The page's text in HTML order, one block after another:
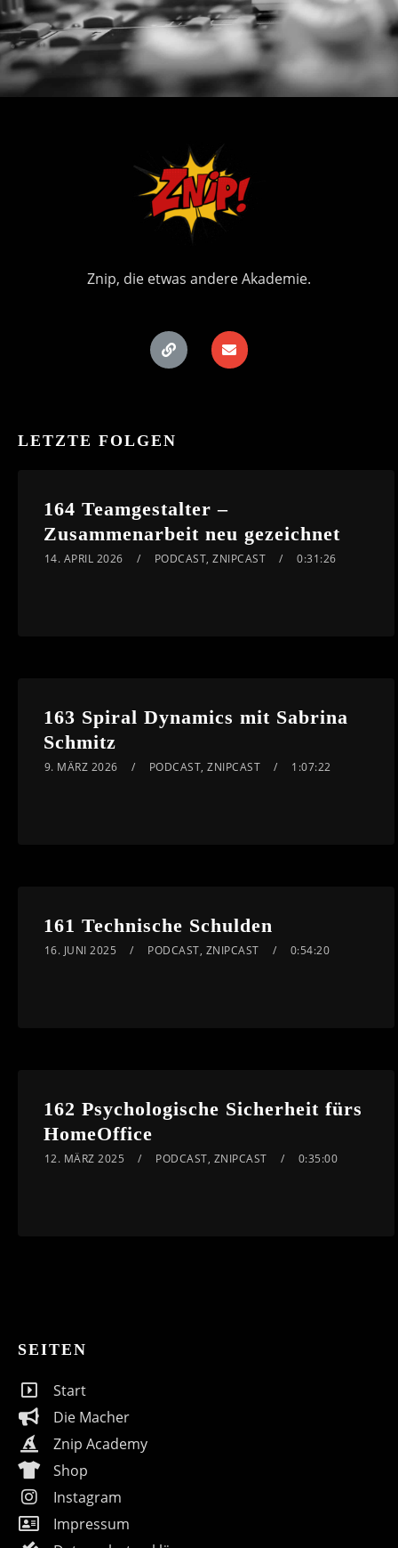
Znip, die etwas andere Akademie.
LETZTE FOLGEN
164 Teamgestalter –
Zusammenarbeit neu gezeichnet
14. APRIL 2026 PODCAST,ZNIPCAST 0:31:26
163 Spiral Dynamics mit Sabrina
Schmitz
9. MÄRZ 2026 PODCAST,ZNIPCAST 1:07:22
161 Technische Schulden
16. JUNI 2025 PODCAST, ZNIPCAST 0:54:20
162 Psychologische Sicherheit fürs
HomeOffice
12. MÄRZ 2025 PODCAST, ZNIPCAST 0:35:00
SEITEN
Start
Die Macher
Znip Academy
Shop
Instagram
Impressum